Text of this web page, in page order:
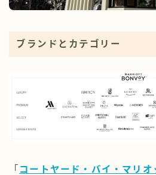
ブランドとカテゴリー
「 コートヤード・バイ・マリ